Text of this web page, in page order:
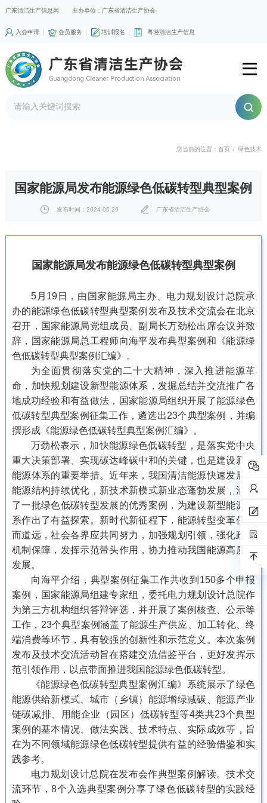
广东清洁生产信息网 主办单位：广东省清洁生产协会
入会申请 会员服务 培训报名 粤港清洁生产信息
您当前的位置：首页 / 绿色技术
国家能源局发布能源绿色低碳转型典型案例
发布时间：2024-05-29 广东省清洁生产协会
国家能源局发布能源绿色低碳转型典型案例
5月19日，由国家能源局主办、电力规划设计总院承
办的能源绿色低碳转型典型案例发布及技术交流会在北京
召开，国家能源局党组成员、副局长万劲松出席会议并致
辞，国家能源局总工程师向海平发布典型案例和《能源绿
色低碳转型典型案例汇编》。
为全面贯彻落实党的二十大精神，深入推进能源革
命，加快规划建设新型能源体系，发掘总结并交流推广各
地成功经验和有益做法，国家能源局组织开展了能源绿色
低碳转型典型案例征集工作，遴选出23个典型案例，并编
撰形成《能源绿色低碳转型典型案例汇编》。
万劲松表示，加快能源绿色低碳转型，是落实党中央
重大决策部署、实现碳达峰碳中和的关键，也是建设新型
能源体系的重要举措。近年来，我国清洁能源快速发展，
能源结构持续优化，新技术新模式新业态蓬勃发展，涌现
了一批绿色低碳转型发展的优秀案例，为建设新型能源体
系作出了有益探索。新时代新征程下，能源转型变革任重
而道远，社会各界应共同努力，加强规划引领，强化政策
机制保障，发挥示范带头作用，协力推动我国能源高质量
发展。
向海平介绍，典型案例征集工作共收到150多个申报
案例，国家能源局组建专家组，委托电力规划设计总院作
为第三方机构组织答辩评选，并开展了案例核查、公示等
工作，23个典型案例涵盖了能源生产供应、加工转化、终
端消费等环节，具有较强的创新性和示范意义。本次案例
发布及技术交流活动旨在搭建交流借鉴平台，更好发挥示
范引领作用，以点带面推进我国能源绿色低碳转型。
《能源绿色低碳转型典型案例汇编》系统展示了绿色
能源供给新模式、城市（乡镇）能源增绿减碳、能源产业
链碳减排、用能企业（园区）低碳转型等4类共23个典型
案例的基本情况、做法实践、技术特点、实际成效等，旨
在为不同领域能源绿色低碳转型提供有益的经验借鉴和实
践参考。
电力规划设计总院在发布会作典型案例解读。技术交
流环节，8个入选典型案例分享了绿色低碳转型的实践经